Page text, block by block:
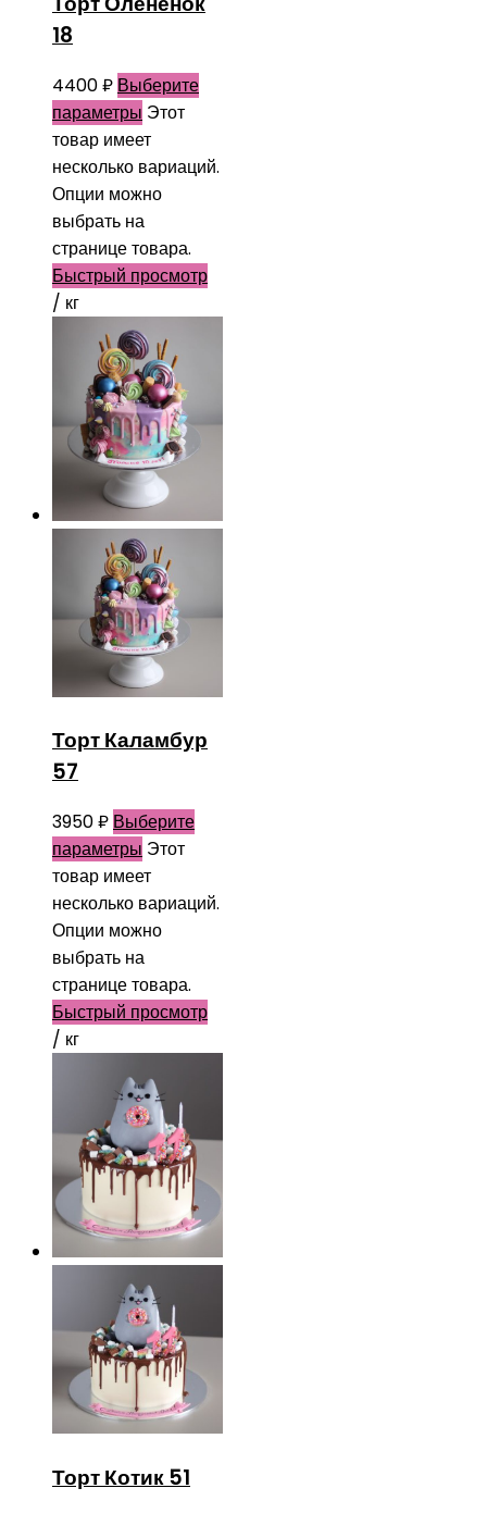
18
4400₽ Выберите
параметры Этот
товар имеет
несколько вариаций.
Опции можно
выбрать на
странице товара.
Быстрый просмотр
/ кг
Торт Каламбур
57
3950₽ Выберите
параметры Этот
товар имеет
несколько вариаций.
Опции можно
выбрать на
странице товара.
Быстрый просмотр
/ кг
Торт Котик 51